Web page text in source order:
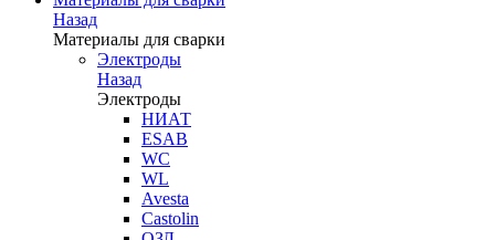
Назад
Материалы для сварки
Электроды
Назад
Электроды
НИАТ
ESAB
WC
WL
Avesta
Castolin